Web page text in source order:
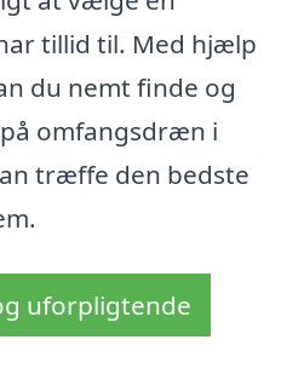
tillid til. Med hjælp
du nemt finde og
omfangsdræn i
træffe den bedste
uforpligtende